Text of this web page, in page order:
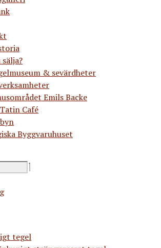
& sevärdheter
Emils Backe
Café
Byggvaruhuset
tegel